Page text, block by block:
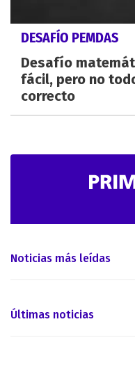
DESAFÍO PEMDAS
Desafío
fácil, pero no
correcto
Noticias más leídas
Últimas noticias